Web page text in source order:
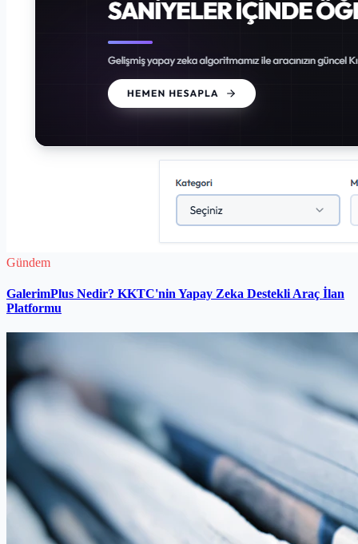
Gündem
GalerimPlus Nedir? KKTC'nin Yapay Zeka Destekli Araç İlan
Platformu